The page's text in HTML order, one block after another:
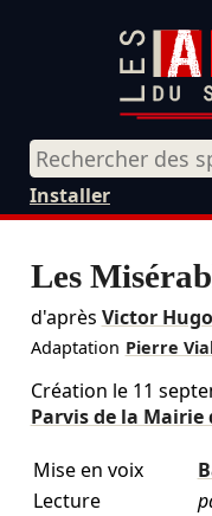
Installer
Les
d'après Victor Hugo
Adaptation Pierre
Création le 11
Parvis de la Mairie
Mise en voix
Lecture